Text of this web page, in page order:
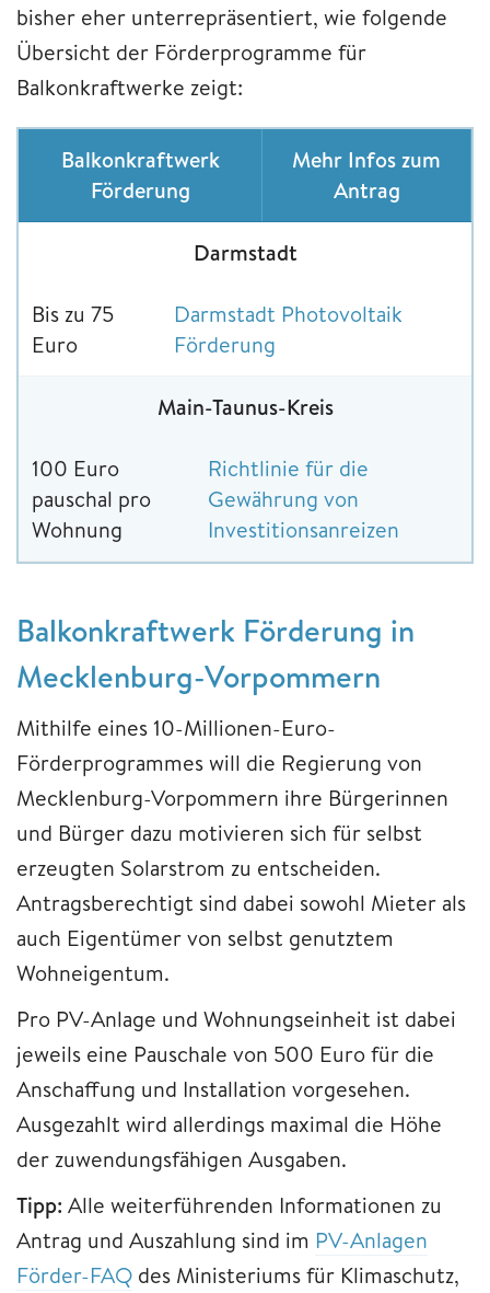
bisher eher unterrepräsentiert, wie folgende
Übersicht der Förderprogramme für
Balkonkraftwerke zeigt:
Balkonkraftwerk
Förderung
Mehr Infos zum
Antrag
Darmstadt
Bis zu 75
Euro
Darmstadt Photovoltaik
Förderung
Main-Taunus-Kreis
100 Euro
pauschal pro
Wohnung
Richtlinie für die
Gewährung von
Investitionsanreizen
Balkonkraftwerk Förderung in
Mecklenburg-Vorpommern
Mithilfe eines 10-Millionen-Euro-
Förderprogrammes will die Regierung von
Mecklenburg-Vorpommern ihre Bürgerinnen
und Bürger dazu motivieren sich für selbst
erzeugten Solarstrom zu entscheiden.
Antragsberechtigt sind dabei sowohl Mieter als
auch Eigentümer von selbst genutztem
Wohneigentum.
Pro PV-Anlage und Wohnungseinheit ist dabei
jeweils eine Pauschale von 500 Euro für die
Anschaffung und Installation vorgesehen.
Ausgezahlt wird allerdings maximal die Höhe
der zuwendungsfähigen Ausgaben.
Tipp: Alle weiterführenden Informationen zu
Antrag und Auszahlung sind im PV-Anlagen
Förder-FAQ des Ministeriums für Klimaschutz,